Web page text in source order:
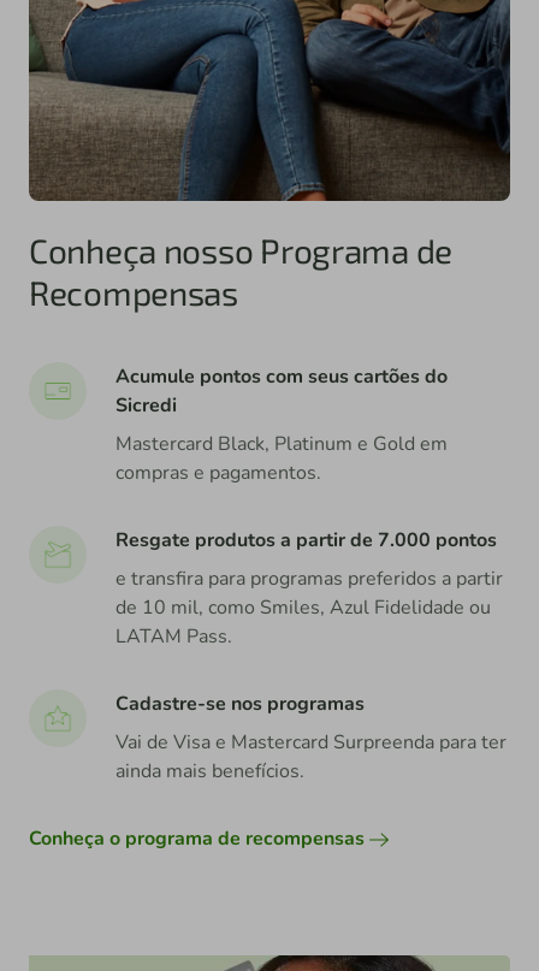
Conheça nosso Programa de
Recompensas
Acumule pontos com seus cartões do
Sicredi
Mastercard Black, Platinum e Gold em
compras e pagamentos.
Resgate produtos a partir de 7.000 pontos
e transfira para programas preferidos a partir
de 10 mil, como Smiles, Azul Fidelidade ou
LATAM Pass.
Cadastre-se nos programas
Vai de Visa e Mastercard Surpreenda para ter
ainda mais benefícios.
Conheça o programa de recompensas